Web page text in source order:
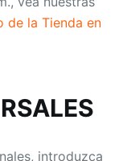
de la Tienda en
introduzca